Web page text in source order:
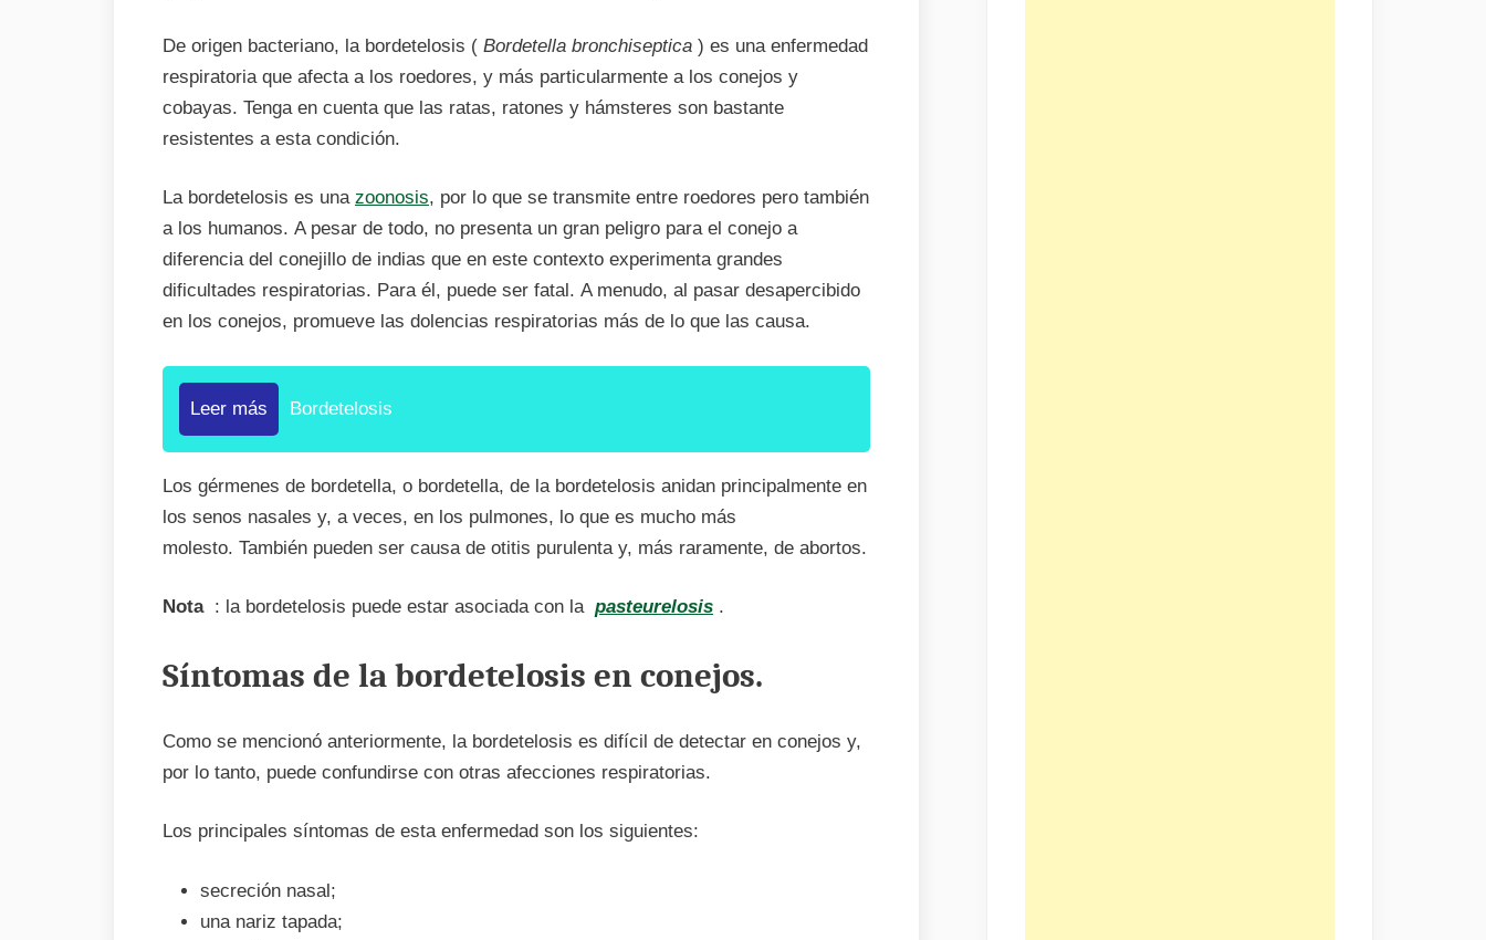
De origen bacteriano, la bordetelosis ( Bordetella bronchiseptica ) es una enfermedad
respiratoria que afecta a los roedores, y más particularmente a los conejos y
cobayas. Tenga en cuenta que las ratas, ratones y hámsteres son bastante
resistentes a esta condición.
La bordetelosis es una zoonosis, por lo que se transmite entre roedores pero también
a los humanos. A pesar de todo, no presenta un gran peligro para el conejo a
diferencia del conejillo de indias que en este contexto experimenta grandes
dificultades respiratorias. Para él, puede ser fatal. A menudo, al pasar desapercibido
en los conejos, promueve las dolencias respiratorias más de lo que las causa.
Leer más Bordetelosis
Los gérmenes de bordetella, o bordetella, de la bordetelosis anidan principalmente en
los senos nasales y, a veces, en los pulmones, lo que es mucho más
molesto. También pueden ser causa de otitis purulenta y, más raramente, de abortos.
Nota: la bordetelosis puede estar asociada con la pasteurelosis .
Síntomas de la bordetelosis en conejos.
Como se mencionó anteriormente, la bordetelosis es difícil de detectar en conejos y,
por lo tanto, puede confundirse con otras afecciones respiratorias.
Los principales síntomas de esta enfermedad son los siguientes:
secreción nasal;
una nariz tapada;